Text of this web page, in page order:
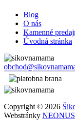
Blog
O nás
Kamenné
Úvodná stránka
Copyright © 2026
Webstránky NEONUS